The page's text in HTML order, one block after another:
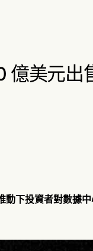
美元出
下投資者對數據